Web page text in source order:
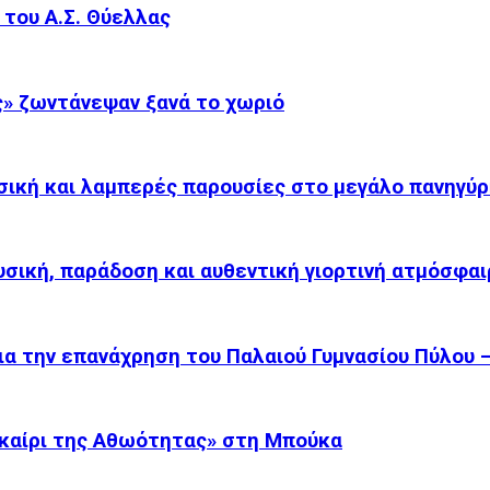
Α.Σ. Θύελλας
ζωντάνεψαν ξανά το χωριό
και λαμπερές παρουσίες στο μεγάλο
παράδοση και αυθεντική γιορτινή
την επανάχρηση του Παλαιού Γυμνασίου Πύλου
της Αθωότητας» στη Μπούκα